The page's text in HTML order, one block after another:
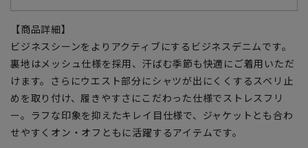
【商品詳細】
ビジネスシーンをよりアクティブにするビジネスデニムです。
裏地はメッシュ仕様を採用、汗ばむ季節も快適にご着用いただ
けます。さらにウエスト部分にシャツが出にくくするスベリ止
めを取り付け、履きやすさにこだわった仕様でストレスフリ
ー。ラフな印象を抑えたキレイ目仕様で、ジャケットとも合わ
せやすくオン・オフともに活躍するアイテムです。